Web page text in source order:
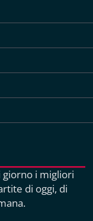
giorno i migliori
di oggi, di